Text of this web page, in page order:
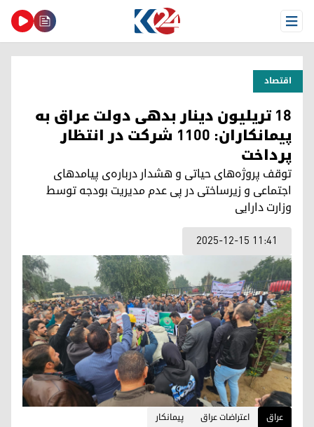
Open Menu
اقتصاد
۱۸ تریلیون دینار بدهی دولت عراق به
پیمانکاران: ۱۱۰۰ شرکت در انتظار
پرداخت
توقف پروژه‌های حیاتی و هشدار درباره‌ی پیامدهای
اجتماعی و زیرساختی در پی عدم مدیریت بودجه توسط
وزارت دارایی
2025-12-15 11:41
عراق اعتراضات عراق پیمانکار